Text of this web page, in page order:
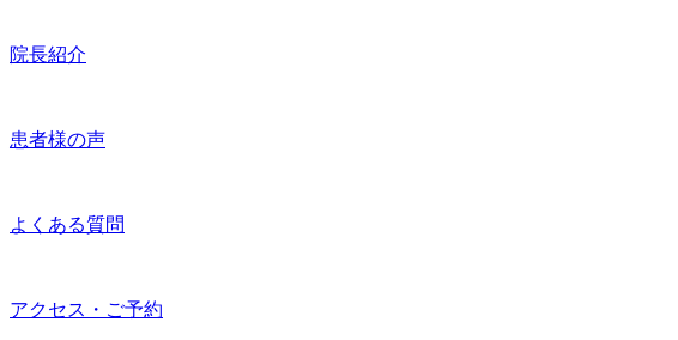
院長紹介
患者様の声
よくある質問
アクセス・ご予約